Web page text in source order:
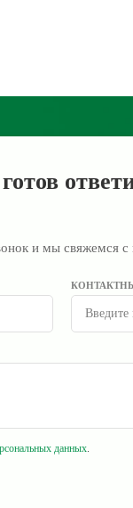
и мы свяжемся
данных.